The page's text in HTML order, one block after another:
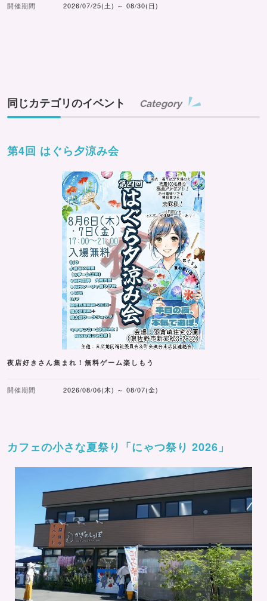
開催期間 2026/07/25(土) ～ 08/30(日)
同じカテゴリのイベント Category
第4回 はぐら夕涼み会
夜店好きさん集まれ！無料ゲーム楽しもう
開催期間 2026/08/06(木) ～ 08/07(金)
カフェの小さな夏祭り「にゃつ祭り 2026」